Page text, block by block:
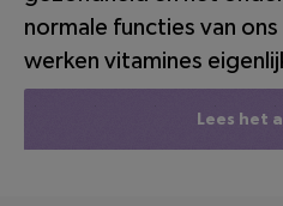
normale functies van
werken vitamines
Lees het